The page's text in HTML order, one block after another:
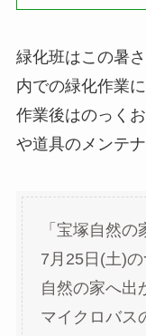
緑化班はこの暑
内での緑化作業
作業後はのっく
や道具のメンテ
「宝塚自然の
7月25日(土)
自然の家へ出
マイクロバス